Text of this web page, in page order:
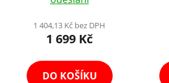
1 404,13 Kč bez DPH
1 699 Kč
DO KOŠÍKU